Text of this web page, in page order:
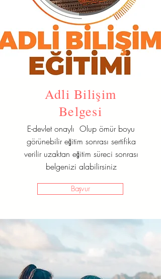
Adli Bilişim
Belgesi
E-devlet onaylı Olup ömür boyu
görünebilir eğitim sonrası sertifika
verilir uzaktan eğitim süreci sonrası
belgenizi alabilirsiniz
Başvur